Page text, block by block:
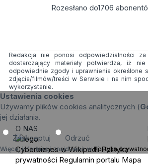
Rozesłano do1706
Redakcja nie ponosi odpowiedzialności
dostarczający materiały potwierdza, iż
odpowiednie zgody i uprawnienia określone
zdjęcia/filmów/treści w Serwisie i na nim
wykorzystanie.
Ustawienia cookies
Używamy plików cookies analitycznych (
jej działania.
Zaakceptuj Odrzuć
Więcej informacji znajdziesz wPolityka
O NAS
Cyberbiznes w Wikipedii Polityka
prywatności Regulamin portalu Mapa